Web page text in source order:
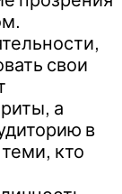
свои
а
в
кто